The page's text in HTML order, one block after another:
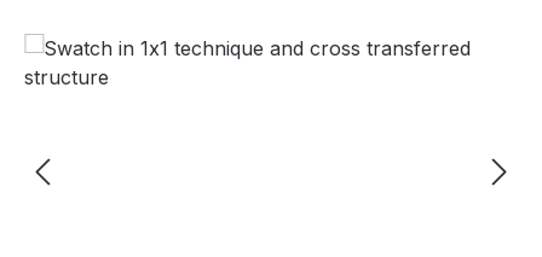
Omitir galería de imágenes